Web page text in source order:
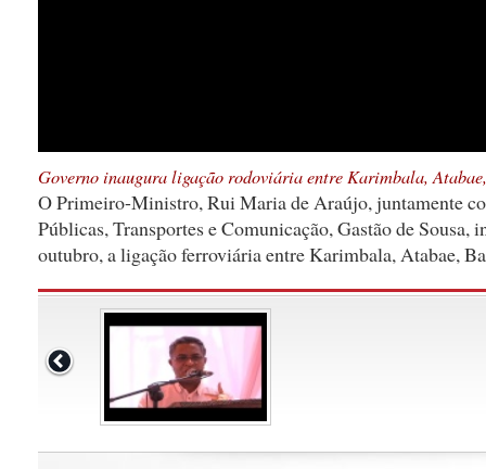
Governo inaugura ligação rodoviária entre Karimbala,
O Primeiro-Ministro, Rui Maria de Araújo, juntamente
Públicas, Transportes e Comunicação, Gastão de Sousa,
outubro, a ligação ferroviária entre Karimbala, Atabae,